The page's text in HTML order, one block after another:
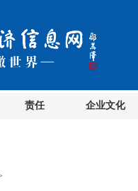
责任 企业文化